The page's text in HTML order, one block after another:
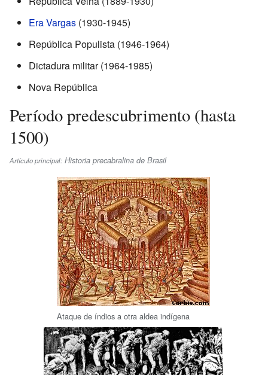
Era Vargas (1930-1945)
República Populista (1946-1964)
Dictadura militar (1964-1985)
Nova República
Período predescubrimento (hasta
1500)
Artículo principal: Historia precabralina de Brasil
Ataque de índios a otra aldea indígena